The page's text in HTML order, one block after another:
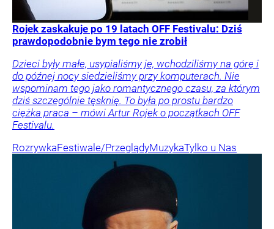
Rojek zaskakuje po 19 latach OFF Festivalu: Dziś
prawdopodobnie bym tego nie zrobił
Dzieci były małe, usypialiśmy je, wchodziliśmy na górę i
do późnej nocy siedzieliśmy przy komputerach. Nie
wspominam tego jako romantycznego czasu, za którym
dziś szczególnie tęsknię. To była po prostu bardzo
ciężka praca – mówi Artur Rojek o początkach OFF
Festivalu.
RozrywkaFestiwale/PrzeglądyMuzykaTylko u Nas